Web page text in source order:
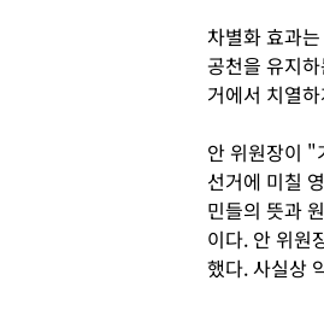
차별화 효과
공천을 유지
거에서 치열
안 위원장이 "
선거에 미칠
민들의 뜻과
이다. 안 위원
했다. 사실상